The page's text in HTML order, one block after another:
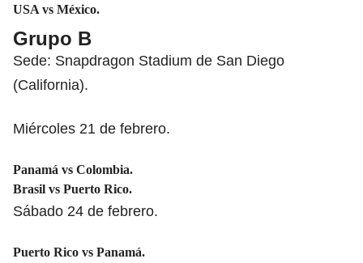
USA vs México.
Grupo B
Sede: Snapdragon Stadium de San Diego
(California).
Miércoles 21 de febrero.
Panamá vs Colombia.
Brasil vs Puerto Rico.
Sábado 24 de febrero.
Puerto Rico vs Panamá.